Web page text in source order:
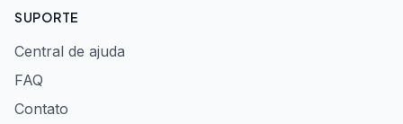
SUPORTE
Central de ajuda
FAQ
Contato